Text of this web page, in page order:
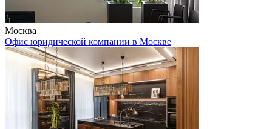
Москва
Офис юридической компании в Москве